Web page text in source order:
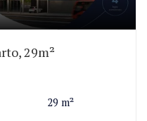
29m²
29 m²